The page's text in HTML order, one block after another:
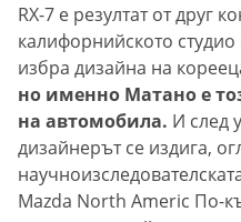
RX-7 е резултат от друг
калифорнийското
избра дизайна на
но именно Матано е
на автомобила. И след
дизайнерът се издига,
Mazda North Americ По-